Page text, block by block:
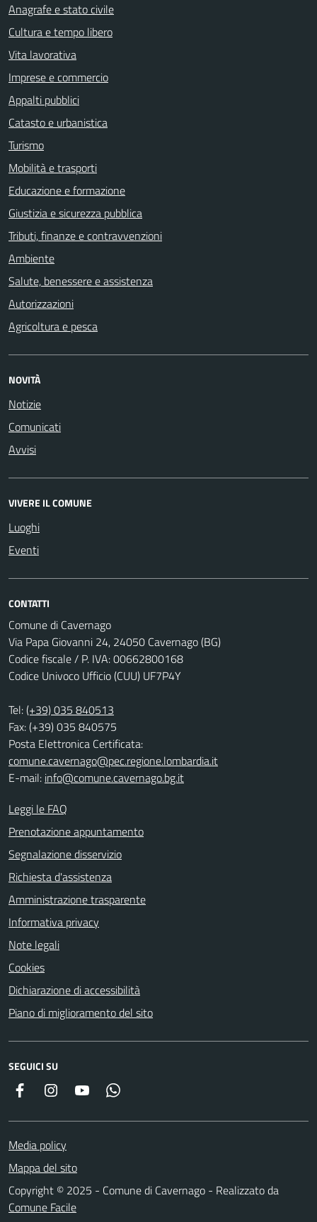
Anagrafe e stato civile
Cultura e tempo libero
Vita lavorativa
Imprese e commercio
Appalti pubblici
Catasto e urbanistica
Turismo
Mobilità e trasporti
Educazione e formazione
Giustizia e sicurezza pubblica
Tributi, finanze e contravvenzioni
Ambiente
Salute, benessere e assistenza
Autorizzazioni
Agricoltura e pesca
NOVITÀ
Notizie
Comunicati
Avvisi
VIVERE IL COMUNE
Luoghi
Eventi
CONTATTI
Comune di Cavernago
Via Papa Giovanni 24, 24050 Cavernago (BG)
Codice fiscale / P. IVA: 00662800168
Codice Univoco Ufficio (CUU) UF7P4Y
Tel:(+39) 035 840513
Fax: (+39) 035 840575
Posta Elettronica Certificata:
comune.cavernago@pec.regione.lombardia.it
E-mail: info@comune.cavernago.bg.it
Leggi le FAQ
Prenotazione appuntamento
Segnalazione disservizio
Richiesta d'assistenza
Amministrazione trasparente
Informativa privacy
Note legali
Cookies
Dichiarazione di accessibilità
Piano di miglioramento del sito
SEGUICI SU
Facebook InstagramYouTube
Media policy
Mappa del sito
Copyright © 2025 - Comune di Cavernago - Realizzato da
Comune Facile